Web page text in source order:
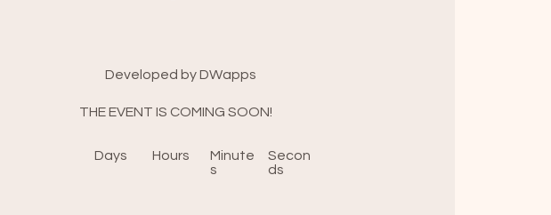
Secon
ds
Minute
s
Hours
Days
THE EVENT IS COMING SOON!
Developed by DWapps